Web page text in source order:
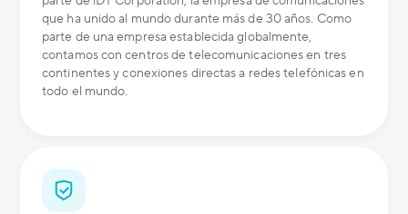
que ha unido al mundo durante más de 30 años. Como
parte de una empresa establecida globalmente,
contamos con centros de telecomunicaciones en tres
continentes y conexiones directas a redes telefónicas en
todo el mundo.